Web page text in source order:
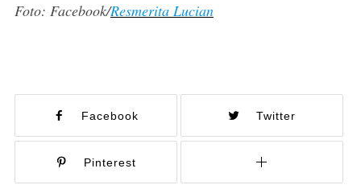
Foto: Facebook/Resmerita Lucian
Facebook Twitter
Pinterest